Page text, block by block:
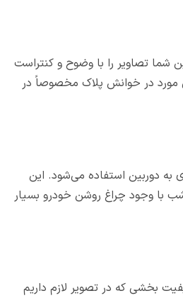
شما تصاویر را با وضوح و کنتراست
مورد در خوانش پلاک مخصوصاً در
به دوربین استفاده می‌شود. این
با وجود چراغ روشن خودرو بسیار
بخشی که در تصویر لازم داریم